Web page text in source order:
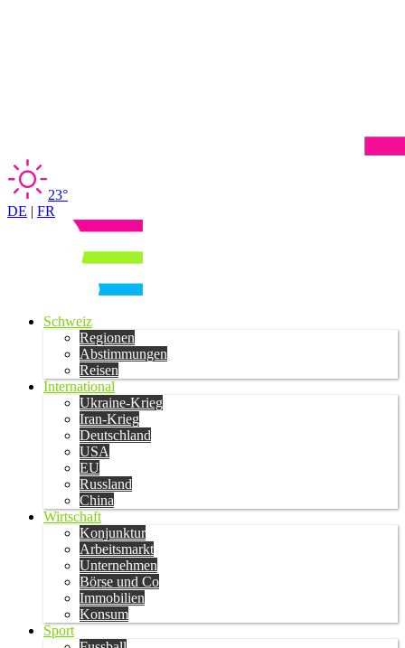
23°
DE | FR
Schweiz
Regionen
Abstimmungen
Reisen
International
Ukraine-Krieg
Iran-Krieg
Deutschland
USA
EU
Russland
China
Wirtschaft
Konjunktur
Arbeitsmarkt
Unternehmen
Börse und Co
Immobilien
Konsum
Sport